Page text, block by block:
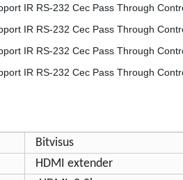
Bitvisus
HDMI extender